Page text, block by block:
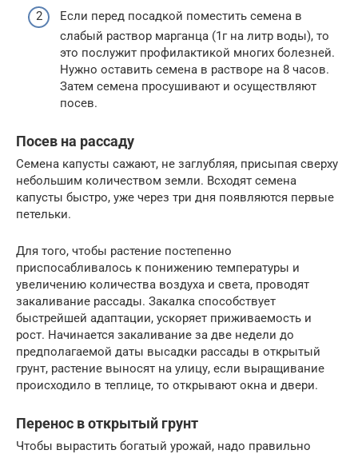
Если перед посадкой поместить семена в
слабый раствор марганца (1г на литр воды), то
это послужит профилактикой многих болезней.
Нужно оставить семена в растворе на 8 часов.
Затем семена просушивают и осуществляют
посев.
Посев на рассаду
Семена капусты сажают, не заглубляя, присыпая сверху
небольшим количеством земли. Всходят семена
капусты быстро, уже через три дня появляются первые
петельки.
Для того, чтобы растение постепенно
приспосабливалось к понижению температуры и
увеличению количества воздуха и света, проводят
закаливание рассады. Закалка способствует
быстрейшей адаптации, ускоряет приживаемость и
рост. Начинается закаливание за две недели до
предполагаемой даты высадки рассады в открытый
грунт, растение выносят на улицу, если выращивание
происходило в теплице, то открывают окна и двери.
Перенос в открытый грунт
Чтобы вырастить богатый урожай, надо правильно